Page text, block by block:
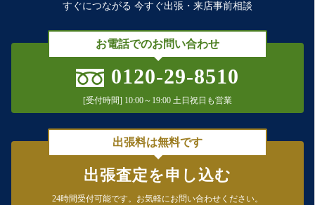
すぐにつながる 今すぐ出張・来店事前相談
お電話でのお問い合わせ
0120-29-8510
[受付時間] 10:00～19:00 土日祝日も営業
出張料は無料です
出張査定を申し込む
24時間受付可能です。 お気軽にお問い合わせください。